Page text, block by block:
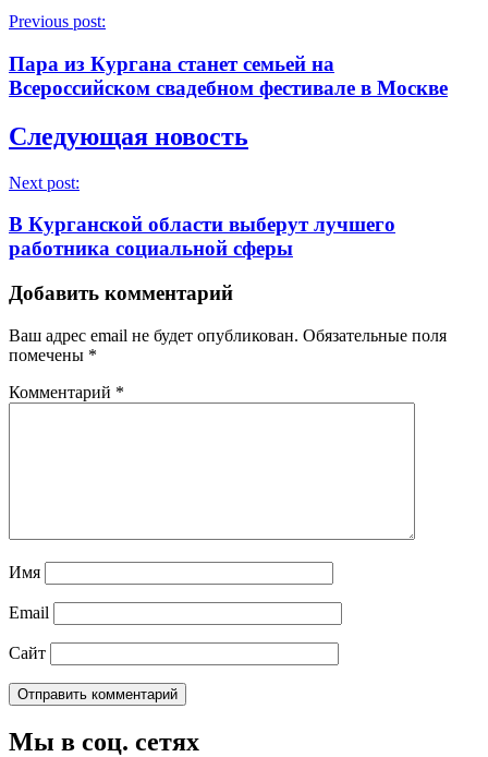
Previous post:
Пара из Кургана станет семьей на
Всероссийском свадебном фестивале в Москве
Следующая новость
Next post:
В Курганской области выберут лучшего
работника социальной сферы
Добавить комментарий
Ваш адрес email не будет опубликован. Обязательные поля
помечены *
Комментарий *
Имя
Email
Сайт
Мы в соц. сетях